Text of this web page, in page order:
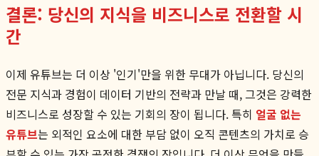
결론: 당신의 지식을 비즈니스로 전환할 시
간
이제 유튜브는 더 이상 '인기'만을 위한 무대가 아닙니다. 당신의
전문 지식과 경험이 데이터 기반의 전략과 만날 때, 그것은 강력한
비즈니스로 성장할 수 있는 기회의 장이 됩니다. 특히 얼굴 없는
유튜브는 외적인 요소에 대한 부담 없이 오직 콘텐츠의 가치로 승